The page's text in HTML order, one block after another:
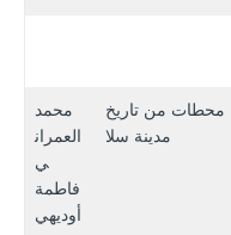
محمد
العمران
ي
فاطمة
أوديهي
محطات من تاريخ
مدينة سلا